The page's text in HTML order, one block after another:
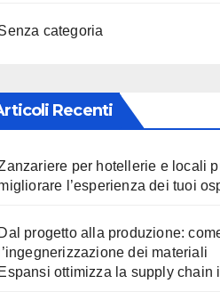
categoria
Recenti
per hotellerie e locali
l’esperienza dei tuoi
Dal progetto alla produzione:
l’ingegnerizzazione dei materiali
Espansi ottimizza la supply chain